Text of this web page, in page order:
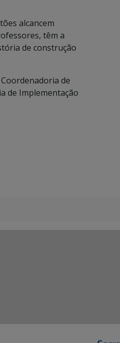
alcancem
têm a
de construção
de
de Implementação